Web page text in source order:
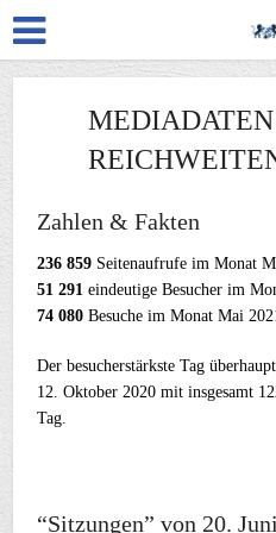
Zahlen & Fakten
236 859 Seitenaufrufe im Monat
51 291 eindeutige Besucher im
74 080Besuche im Monat Mai
Der besucherstärkste Tag
12. Oktober 2020 mit insgesamt
Tag.
“Sitzungen” von 20.